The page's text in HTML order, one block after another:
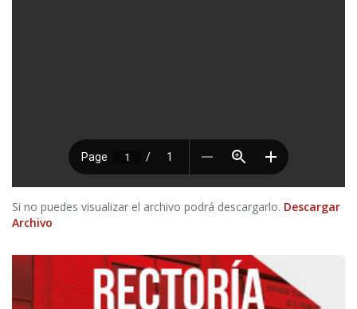
Si no puedes visualizar el archivo podrá descargarlo. Descargar
Archivo